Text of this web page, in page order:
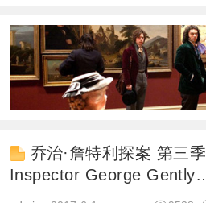
乔治·詹特利探案 第三季
Inspector George Gently